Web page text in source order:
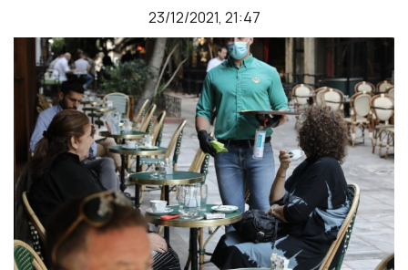
23/12/2021, 21:47